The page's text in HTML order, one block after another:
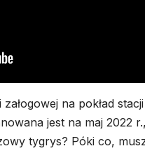
na pokład
jest na maj 2022
tygrys? Póki co,